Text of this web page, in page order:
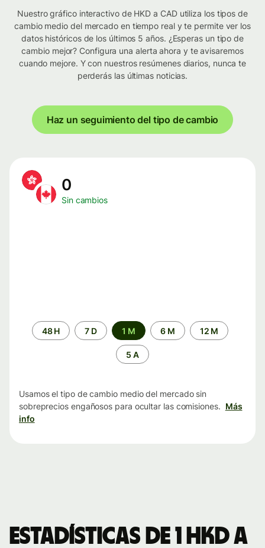
Nuestro gráfico interactivo de HKD a CAD utiliza los tipos de
cambio medio del mercado en tiempo real y te permite ver los
datos históricos de los últimos 5 años. ¿Esperas un tipo de
cambio mejor? Configura una alerta ahora y te avisaremos
cuando mejore. Y con nuestros resúmenes diarios, nunca te
perderás las últimas noticias.
Haz un seguimiento del tipo de cambio
0
Sin cambios
Periodo48 H 7 D 1 M 6 M 12 M
5 A
Usamos el tipo de cambio medio del mercado sin
sobreprecios engañosos para ocultar las comisiones. Más
info
Estadísticas de 1 HKD a